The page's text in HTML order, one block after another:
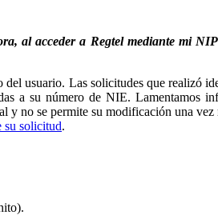
al acceder a Regtel mediante mi
usuario. Las solicitudes que realizó
a su número de NIE. Lamentamos
no se permite su modificación una vez
su solicitud.